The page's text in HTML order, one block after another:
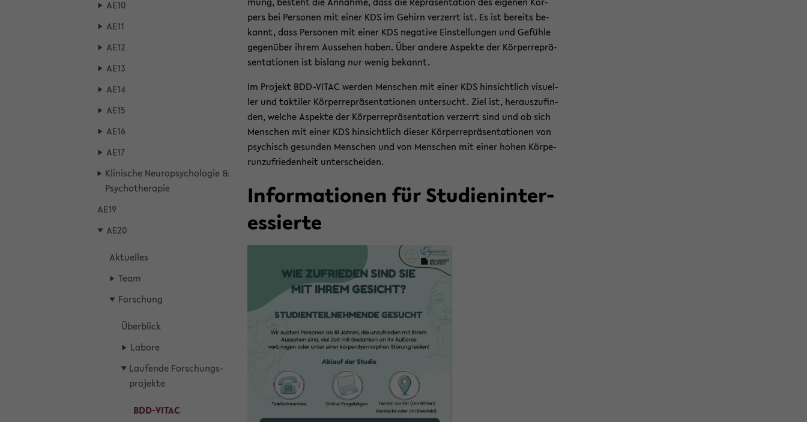
AE10
AE11
AE12
AE13
AE14
AE15
AE16
AE17
Kli­ni­sche Neu­ro­psy­cho­lo­gie &
Psy­cho­the­ra­pie
AE19
AE20
Ak­tu­el­les
Team
For­schung
Über­blick
La­bo­re
Lau­fen­de For­schungs­
pro­jek­te
BDD-​VITAC
pers bei Per­so­nen mit einer KDS im Ge­hirn ver­zerrt ist. Es ist be­reits be­
kannt, dass Per­so­nen mit einer KDS ne­ga­ti­ve Ein­stel­lun­gen und Ge­füh­le
ge­gen­über ihrem Aus­se­hen haben. Über an­de­re Aspek­te der Kör­per­re­prä­
sen­ta­tio­nen ist bis­lang nur wenig be­kannt.
Im Pro­jekt BDD-​VITAC wer­den Men­schen mit einer KDS hin­sicht­lich vi­su­el­
ler und tak­ti­ler Kör­per­re­prä­sen­ta­tio­nen un­ter­sucht. Ziel ist, her­aus­zu­fin­
den, wel­che Aspek­te der Kör­per­re­prä­sen­ta­ti­on ver­zerrt sind und ob sich
Men­schen mit einer KDS hin­sicht­lich die­ser Kör­per­re­prä­sen­ta­tio­nen von
psy­chisch ge­sun­den Men­schen und von Men­schen mit einer hohen Kör­pe­
run­zu­frie­den­heit un­ter­schei­den.
In­for­ma­tio­nen für Stu­di­en­in­ter­
es­sier­te